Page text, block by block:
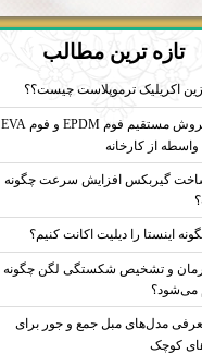
تازه ترين مطالب
اکریلیک ترموپلاست چیست؟؟
فروش مستقیم فوم EPDM و فوم EVA
از کارخانه
گیربکس افزایش سرعت چگونه
اینستا را دیلیت اکانت کنیم؟
و تشخیص شکستگی لگن چگونه
می‌شود؟
مدل‌های مبل جمع و جور برای
کوچک